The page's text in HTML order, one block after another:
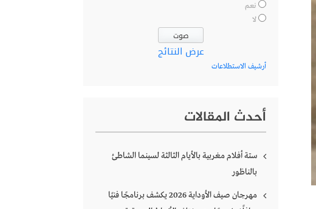
نعم
لا
عرض النتائج
أرشيف الاستطلاعات
أحدث المقالات
ستة أفلام مغربية بالأيام الثالثة لسينما الشاطئ
بالناظور
مهرجان صيف الأوداية 2026 يكشف برنامجًا فنيًا